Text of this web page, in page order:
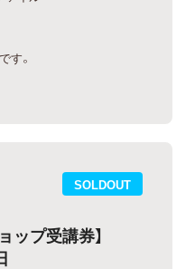
す。
SOLDOUT
ップ受講券】